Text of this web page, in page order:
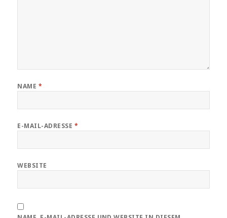
NAME *
E-MAIL-ADRESSE *
WEBSITE